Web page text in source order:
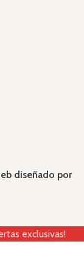
diseñado por
exclusivas!